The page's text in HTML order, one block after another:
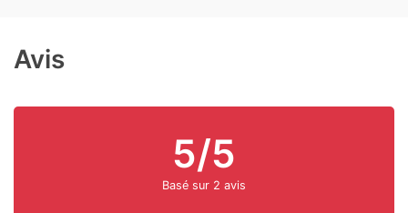
Avis
5/5
Basé sur 2 avis